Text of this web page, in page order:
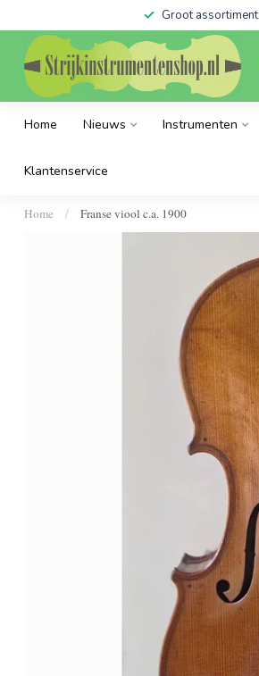
Groot assortiment
Home Nieuws Instrumenten
Klantenservice
Home / Franse viool c.a. 1900